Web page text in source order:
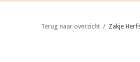
Terug naar overzicht Zakje